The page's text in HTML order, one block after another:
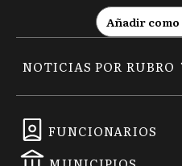
Añadir
FUNCIONARIOS
NOTICIAS POR RUBRO